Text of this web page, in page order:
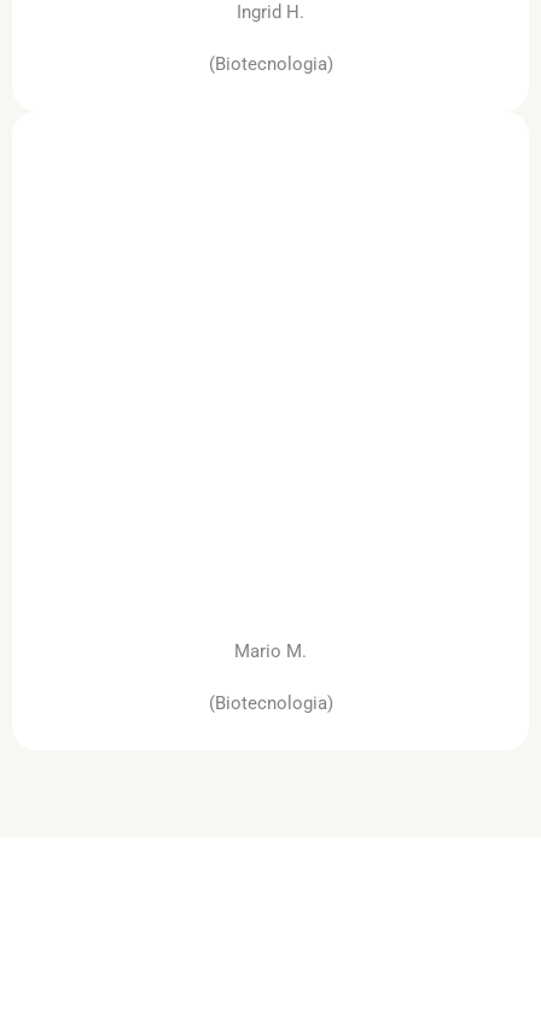
Ingrid H.
(Biotecnologia)
Mario M.
(Biotecnologia)